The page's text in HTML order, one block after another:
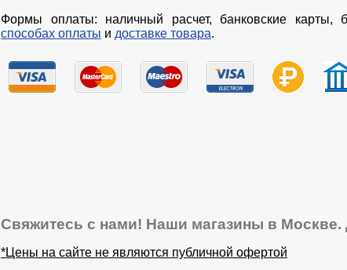
Формы оплаты: наличный расчет, банковские карты,
способах оплаты и доставке товара.
Свяжитесь с нами! Наши магазины в Москве.
*Цены на сайте не являются публичной офертой